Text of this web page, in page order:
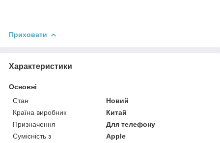
Приховати
Характеристики
Основні
Стан
Новий
Країна виробник
Китай
Призначення
Для телефону
Сумісність з
Apple